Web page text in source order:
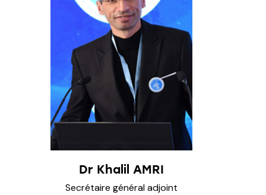
Dr Khalil AMRI
Secrétaire général adjoint